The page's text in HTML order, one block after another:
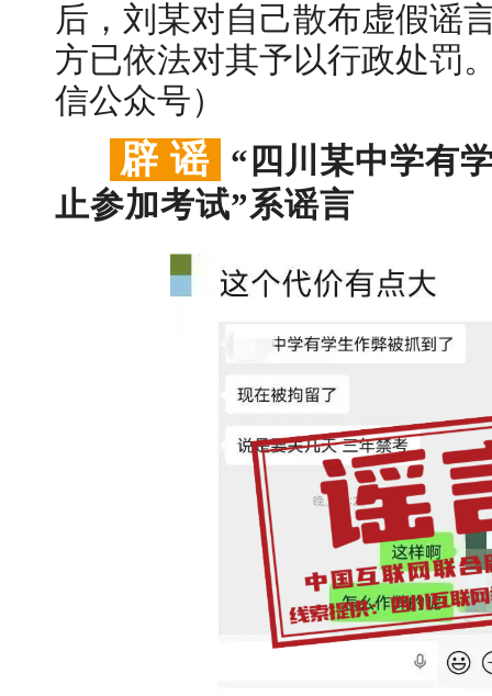
后，刘某对自己散布虚假谣
方已依法对其予以行政处罚
信公众号）
辟 谣 “四川某中学有
止参加考试”系谣言